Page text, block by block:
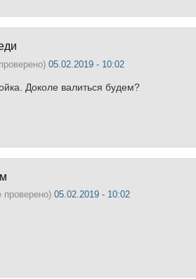
05.02.2019 - 10:02
Доколе валиться будем?
проверено) 05.02.2019 - 10:02